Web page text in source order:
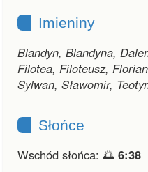
Imieniny
Blandyn, Blandyna,
Filotea, Filoteusz,
Sylwan, Sławomir,
Słońce
Wschód słońca: 🌅 6:38